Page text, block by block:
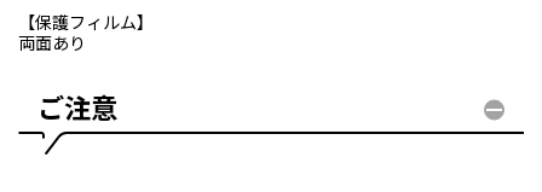
【保護フィルム】
両面あり
ご注意